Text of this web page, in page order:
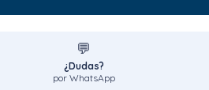
💬
¿Dudas?
por WhatsApp